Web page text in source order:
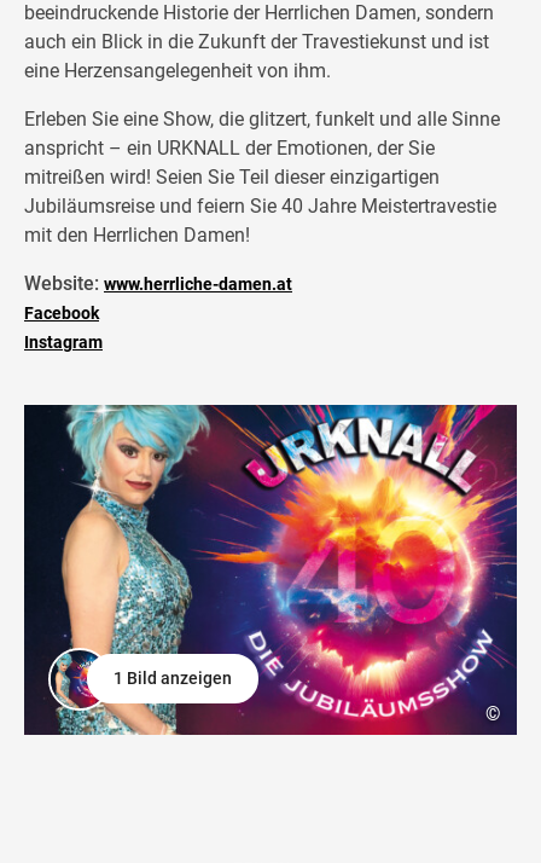
beeindruckende Historie der Herrlichen Damen, sondern
auch ein Blick in die Zukunft der Travestiekunst und ist
eine Herzensangelegenheit von ihm.
Erleben Sie eine Show, die glitzert, funkelt und alle Sinne
anspricht – ein URKNALL der Emotionen, der Sie
mitreißen wird! Seien Sie Teil dieser einzigartigen
Jubiläumsreise und feiern Sie 40 Jahre Meistertravestie
mit den Herrlichen Damen!
Website: www.herrliche-damen.at
Facebook
Instagram
©
1 Bild anzeigen